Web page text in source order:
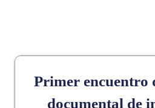
Primer encuentro
documental de